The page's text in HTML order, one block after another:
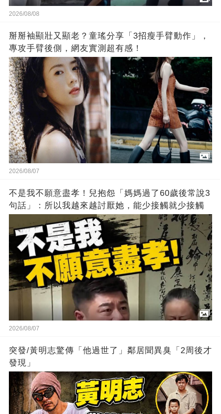
2026/08/08
掰掰袖顯壯又顯老？童瑤分享「3招瘦手臂動作」，
專攻手臂後側，網友實測超有感！
2026/08/07
不是我不願意盡孝！兒抱怨「媽媽過了60歲後常說3
句話」：所以我越來越討厭她，能少接觸就少接觸
2026/08/07
突發/黃明志驚傳「他過世了」鄰居聞異臭「2周後才
發現」